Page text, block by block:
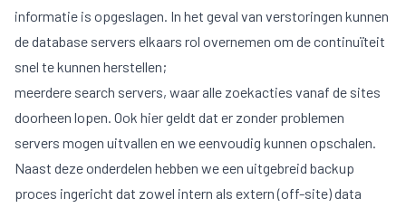
informatie is opgeslagen. In het geval van verstoringen kunnen
de database servers elkaars rol overnemen om de continuïteit
snel te kunnen herstellen;
meerdere search servers, waar alle zoekacties vanaf de sites
doorheen lopen. Ook hier geldt dat er zonder problemen
servers mogen uitvallen en we eenvoudig kunnen opschalen.
Naast deze onderdelen hebben we een uitgebreid backup
proces ingericht dat zowel intern als extern (off-site) data